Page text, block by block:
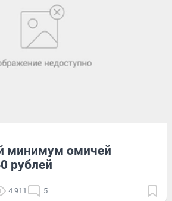
минимум омичей
рублей
4 911 5